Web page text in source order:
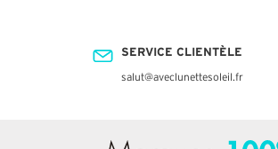
SERVICE CLIENTÈLE
salut@aveclunettesoleil.fr